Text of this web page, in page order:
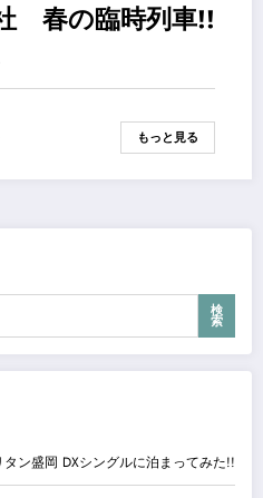
春の臨時列車!!
もっと見る
検
索
タン盛岡 DXシングルに泊まってみた!!